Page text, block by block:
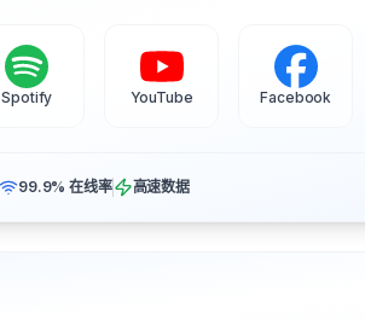
Spotify YouTube Facebook
99.9% 在线率 高速数据